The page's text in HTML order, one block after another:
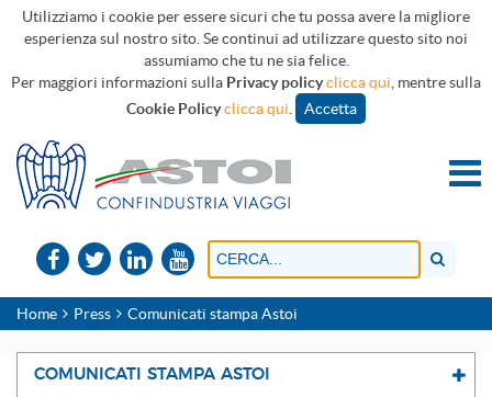
Utilizziamo i cookie per essere sicuri che tu possa avere la migliore
esperienza sul nostro sito. Se continui ad utilizzare questo sito noi
assumiamo che tu ne sia felice.
Per maggiori informazioni sulla Privacy policyclicca qui , mentre sulla
Cookie Policyclicca qui Accetta
Home Press Comunicati stampa Astoi
COMUNICATI STAMPA ASTOI